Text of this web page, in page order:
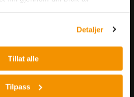
Detaljer
Tillat alle
Tilpass